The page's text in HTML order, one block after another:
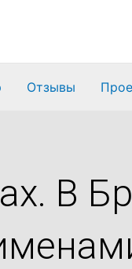
Отзывы
В